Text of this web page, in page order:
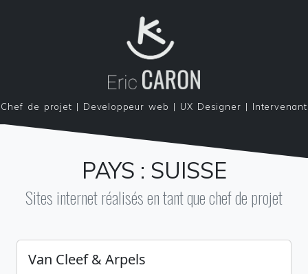
Chef de projet | Developpeur web | UX Designer | Intervenant
PAYS : SUISSE
Sites internet réalisés en tant que chef de projet
Van Cleef & Arpels